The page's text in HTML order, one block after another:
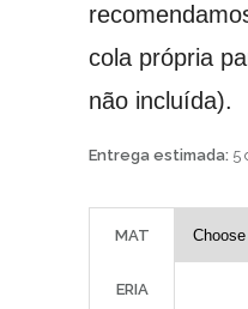
cola própria
não incluída).
Entrega estimada: 5
MAT
ERIA